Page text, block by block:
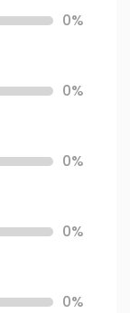
0%
0%
0%
0%
0%